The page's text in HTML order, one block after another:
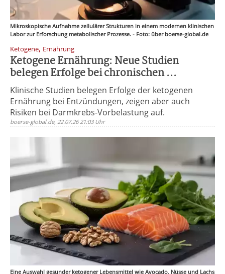
Mikroskopische Aufnahme zellulärer Strukturen in einem modernen klinischen
Labor zur Erforschung metabolischer Prozesse. - Foto: über boerse-global.de
Ketogene, Ernährung
Ketogene Ernährung: Neue Studien
belegen Erfolge bei chronischen ...
Klinische Studien belegen Erfolge der ketogenen
Ernährung bei Entzündungen, zeigen aber auch
Risiken bei Darmkrebs-Vorbelastung auf.
boerse-global.de, 22.07.26 21:03 Uhr
Eine Auswahl gesunder ketogener Lebensmittel wie Avocado, Nüsse und Lachs